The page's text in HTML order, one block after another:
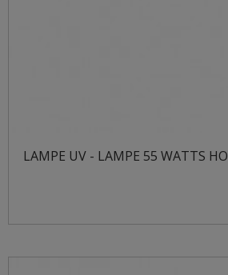
LAMPE UV - LAMPE 55 WATTS HO